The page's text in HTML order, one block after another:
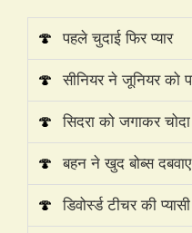
🍄 पहले चुदाई फिर प्यार
🍄 सीनियर ने जूनियर को
🍄 सिदरा को जगाकर चोदा
🍄 बहन ने खुद बोब्स दबवाए
🍄 डिवोर्स्ड टीचर की